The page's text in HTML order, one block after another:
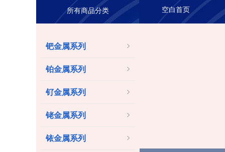
空白首页
所有商品分类
钯金属系列
铂金属系列
钌金属系列
铑金属系列
铱金属系列